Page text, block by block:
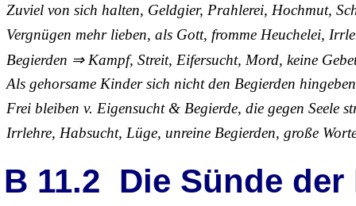
Zuviel von sich halten, Geldgier, Prahlerei, Hochmut,
Vergnügen mehr lieben, als Gott, fromme Heuchelei,
Begierden ⇒ Kampf, Streit, Eifersucht, Mord, keine
Als gehorsame Kinder sich nicht den Begierden hingeben
Frei bleiben v. Eigensucht & Begierde, die gegen Seele
Irrlehre, Habsucht, Lüge, unreine Begierden, große
B 11.2 Die Sünde